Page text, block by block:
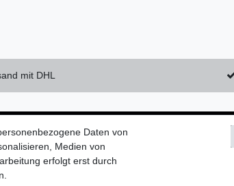
mit DHL
Sie uns!
Daten von
Medien von
erfolgt erst durch